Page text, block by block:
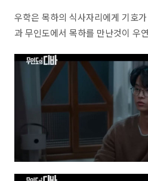
우학은 목하의 식사자리에게 기호
과 무인도에서 목하를 만난것이 우